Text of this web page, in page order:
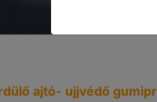
ajtó- ujjvédő